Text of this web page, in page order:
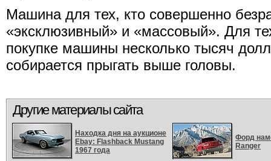
Машина для тех, кто совершенно
«эксклюзивный» и «массовый». Для
покупке машины несколько тысяч
собирается прыгать выше головы.
Другие материалы сайта
Находка дня на аукционе
Ebay: Flashback Mustang
1967 года
Форд
Ranger